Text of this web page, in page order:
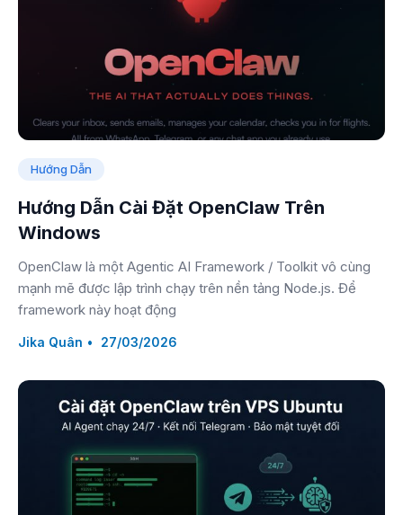
Hướng Dẫn
Hướng Dẫn Cài Đặt OpenClaw Trên
Windows
OpenClaw là một Agentic AI Framework / Toolkit vô cùng
mạnh mẽ được lập trình chạy trên nền tảng Node.js. Để
framework này hoạt động
Jika Quân 27/03/2026